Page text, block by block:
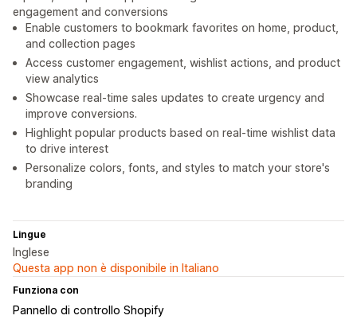
engagement and conversions
Enable customers to bookmark favorites on home, product,
and collection pages
Access customer engagement, wishlist actions, and product
view analytics
Showcase real-time sales updates to create urgency and
improve conversions.
Highlight popular products based on real-time wishlist data
to drive interest
Personalize colors, fonts, and styles to match your store's
branding
Lingue
Inglese
Questa app non è disponibile in Italiano
Funziona con
Pannello di controllo Shopify